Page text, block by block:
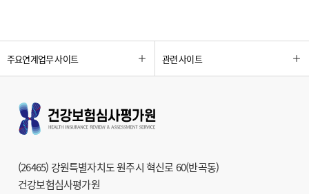
주요연계업무 사이트 관련 사이트
(26465) 강원특별자치도 원주시 혁신로 60(반곡동)
건강보험심사평가원